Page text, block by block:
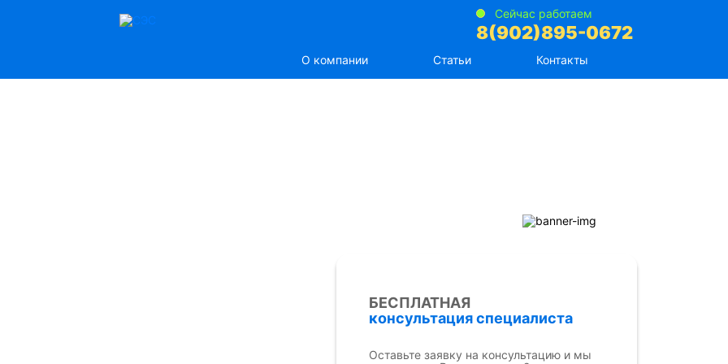
Сейчас работаем
8(902)895-0672
О компании Статьи Контакты
БЕСПЛАТНАЯ
консультация специалиста
Оставьте заявку на консультацию и мы